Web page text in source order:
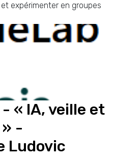
expérimenter en groupes
« IA, veille et
-
Ludovic